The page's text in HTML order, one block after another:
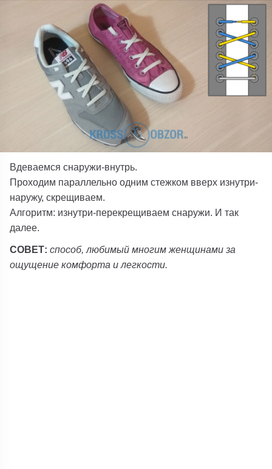
Вдеваемся снаружи-внутрь.
Проходим параллельно одним стежком вверх изнутри-
наружу, скрещиваем.
Алгоритм: изнутри-перекрещиваем снаружи. И так
далее.
СОВЕТ: способ, любимый многим женщинами за
ощущение комфорта и легкости.